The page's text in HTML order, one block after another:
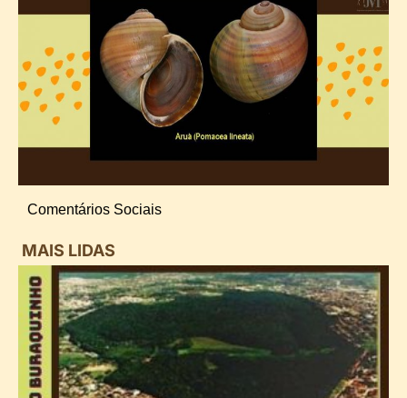
Comentários Sociais
MAIS LIDAS